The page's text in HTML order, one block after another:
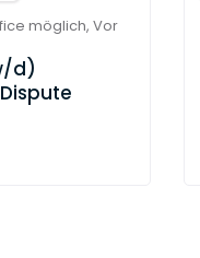
möglich,Vor
d)